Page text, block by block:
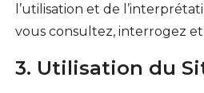
l’utilisation et de
vous consultez, interrogez
3. Utilisation du